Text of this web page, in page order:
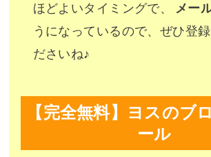
ほどよいタイミングで、 メー
うになっているので、ぜひ登
ださいね♪
【完全無料】ヨスのブ
ール